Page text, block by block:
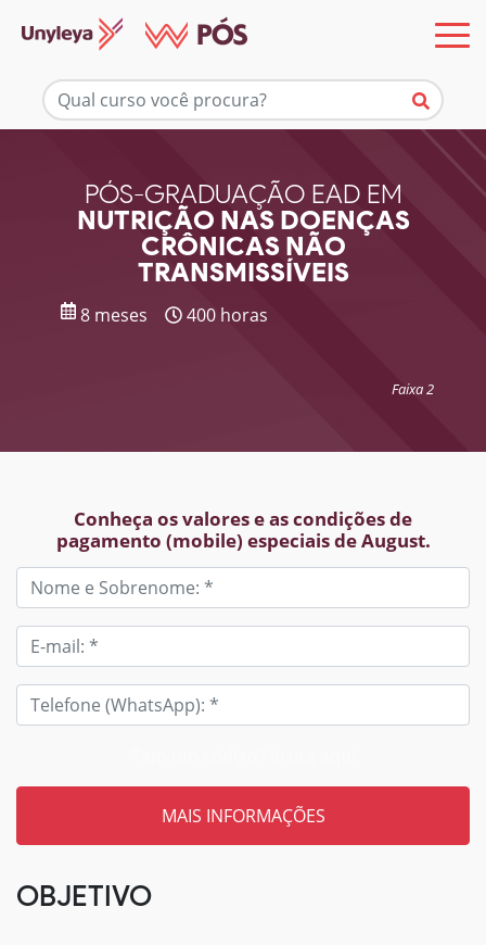
PÓS-GRADUAÇÃO EAD EM
NUTRIÇÃO NAS DOENÇAS
CRÔNICAS NÃO
TRANSMISSÍVEIS
8 meses 400 horas
Faixa 2
Conheça os valores e as condições de
pagamento (mobile) especiais de August.
Mais informações
OBJETIVO